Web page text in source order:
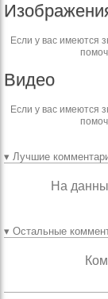
Если у вас имеются
Видео
Если у вас имеются
▾ Лучшие
На
▾ Остальные